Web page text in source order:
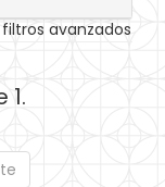
avanzados
1.